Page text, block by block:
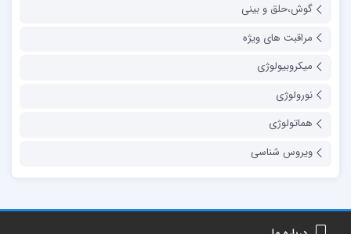
گوش،حلق و بینی
مراقبت های ویژه
میکروبیولوژی
نورولوژی
هماتولوژی
ویروس شناسی